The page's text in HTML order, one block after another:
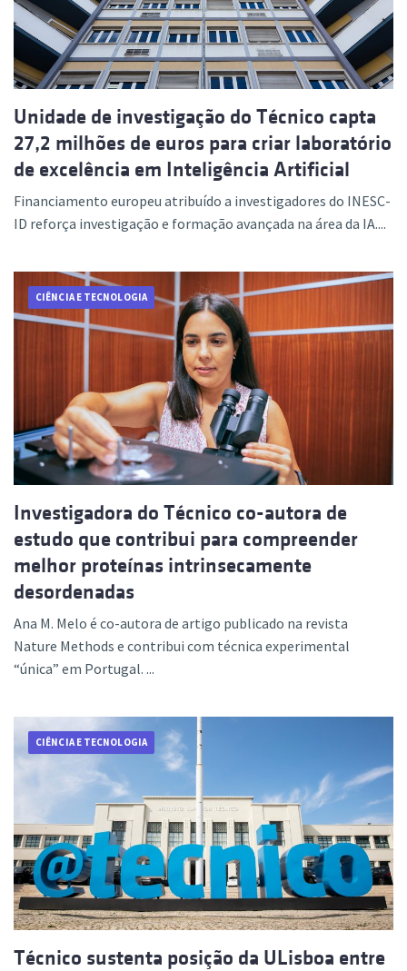
Unidade de investigação do Técnico capta
27,2 milhões de euros para criar laboratório
de excelência em Inteligência Artificial
Financiamento europeu atribuído a investigadores do INESC-
ID reforça investigação e formação avançada na área da IA....
CIÊNCIA E TECNOLOGIA
Investigadora do Técnico co-autora de
estudo que contribui para compreender
melhor proteínas intrinsecamente
desordenadas
Ana M. Melo é co-autora de artigo publicado na revista
Nature Methods e contribui com técnica experimental
“única” em Portugal. ...
CIÊNCIA E TECNOLOGIA
Técnico sustenta posição da ULisboa entre